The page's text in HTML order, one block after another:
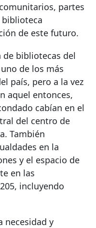
partes
biblioteca
de este futuro.
de bibliotecas del
de los más
país, pero a la vez
aquel entonces,
cabían en el
del centro de
También
en la
y el espacio de
en las
incluyendo
necesidad y